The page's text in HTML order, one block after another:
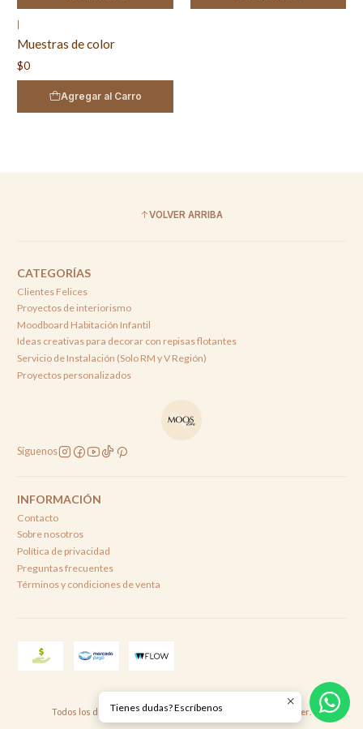
Muestras de color
$0
Agregar al Carro
VOLVER ARRIBA
CATEGORÍAS
Clientes Felices
Proyectos de interiorismo
Moodboard Habitación Infantil
Ideas creativas para decorar con repisas flotantes
Servicio de Instalación (Solo RM y V Región)
Proyectos personalizados
Síguenos
INFORMACIÓN
Contacto
Sobre nosotros
Política de privacidad
Preguntas frecuentes
Términos y condiciones de venta
Todos los derechos reservados.Desarrollado por Jumpseller.
Tienes dudas? Escríbenos